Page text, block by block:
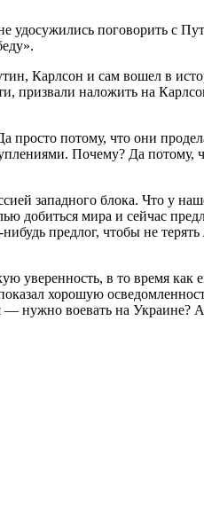
удосужились поговорить с
Карлсон и сам вошел в
призвали наложить на
просто потому, что они
Почему? Да потому,
западного блока. Что у
добиться мира и сейчас
предлог, чтобы не терять
уверенность, в то время как
хорошую
нужно воевать на Украине?